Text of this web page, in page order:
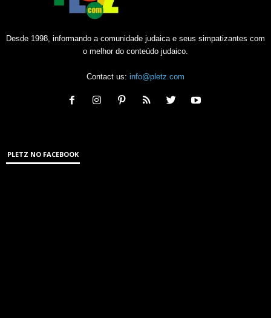
Desde 1998, informando a comunidade judaica e seus simpatizantes com
o melhor do conteúdo judaico.
Contact us: info@pletz.com
PLETZ NO FACEBOOK